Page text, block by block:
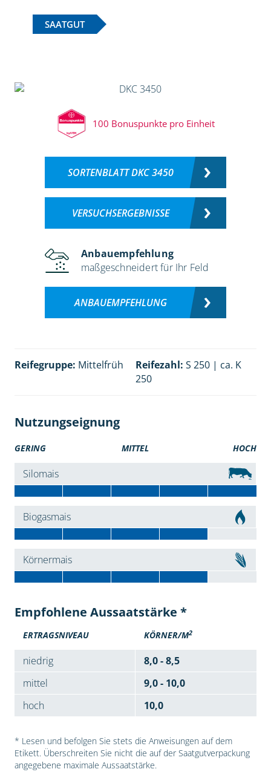
SAATGUT
100 Bonuspunkte pro Einheit
SORTENBLATT DKC 3450
VERSUCHSERGEBNISSE
Anbauempfehlung
maßgeschneidert für Ihr Feld
ANBAUEMPFEHLUNG
Reifegruppe: Mittelfrüh Reifezahl: S 250 | ca. K
250
Nutzungseignung
GERING MITTEL HOCH
Silomais
Biogasmais
Körnermais
Empfohlene Aussaatstärke *
ERTRAGSNIVEAU KÖRNER/M2
niedrig
8,0 - 8,5
mittel
9,0 - 10,0
hoch
10,0
* Lesen und befolgen Sie stets die Anweisungen auf dem
Etikett. Überschreiten Sie nicht die auf der Saatgutverpackung
angegebene maximale Aussaatstärke.